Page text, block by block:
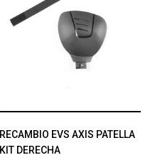
RECAMBIO EVS AXIS PATELLA
KIT DERECHA